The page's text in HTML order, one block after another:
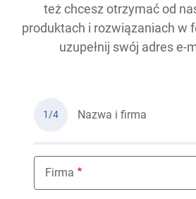
też chcesz otrzymać od
produktach i rozwiązaniach w
uzupełnij swój adres e-
1/4 Nazwa i firma
Firma